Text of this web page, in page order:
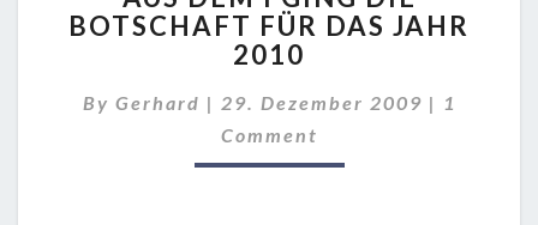
I
GING
BOTSCHAFT
FÜR
BOTSCHAFT FÜR DAS JAHR
2010
By Gerhard | 29. Dezember 2009 | 1
Comment